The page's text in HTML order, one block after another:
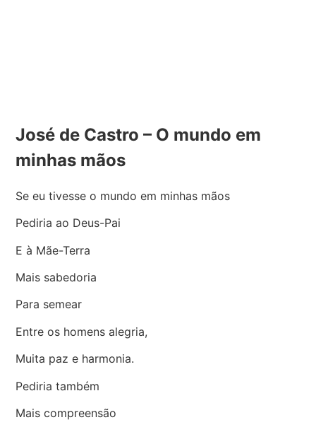
José de Castro – O mundo em
minhas mãos
Se eu tivesse o mundo em minhas mãos
Pediria ao Deus-Pai
E à Mãe-Terra
Mais sabedoria
Para semear
Entre os homens alegria,
Muita paz e harmonia.
Pediria também
Mais compreensão